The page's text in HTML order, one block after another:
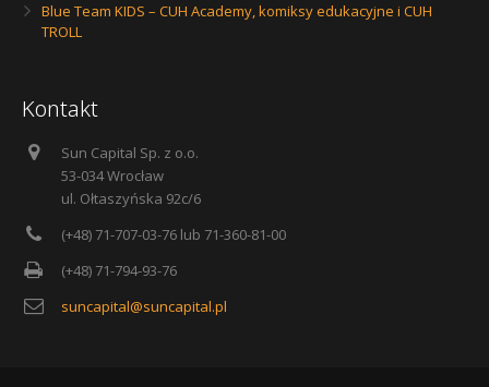
Blue Team KIDS – CUH Academy, komiksy edukacyjne i CUH
TROLL
Kontakt
Sun Capital Sp. z o.o.
53-034 Wrocław
ul. Ołtaszyńska 92c/6
(+48) 71-707-03-76 lub 71-360-81-00
(+48) 71-794-93-76
suncapital@suncapital.pl